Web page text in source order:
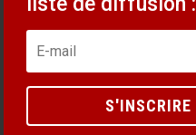
S'INSCRIRE